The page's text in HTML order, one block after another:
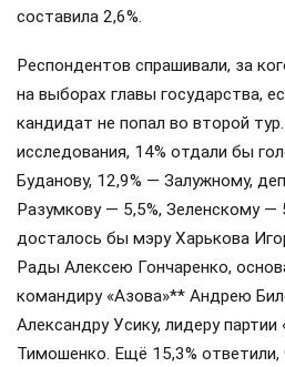
составила 2,6%.
Респондентов спрашивали, за
на выборах главы государства,
кандидат не попал во второй
исследования, 14% отдали бы
Буданову, 12,9% — Залужному,
Разумкову — 5,5%, Зеленскому —
досталось бы мэру Харькова
Рады Алексею Гончаренко,
командиру «Азова»** Андрею
Александру Усику, лидеру
Тимошенко. Ещё 15,3% ответили,